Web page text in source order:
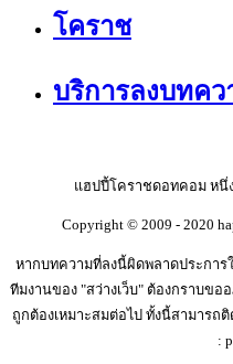
โคราช
บริการลงบทคว
แฮปปี้โคราชดอทคอม หนึ่ง
Copyright © 2009 - 2020
หากบทความที่ลงนี้ผิดพลาดประการ
ทีมงานของ "สว่างเว็บ" ต้องกราบข
ถูกต้องเหมาะสมต่อไป ทั้งนี้สามารถ
: